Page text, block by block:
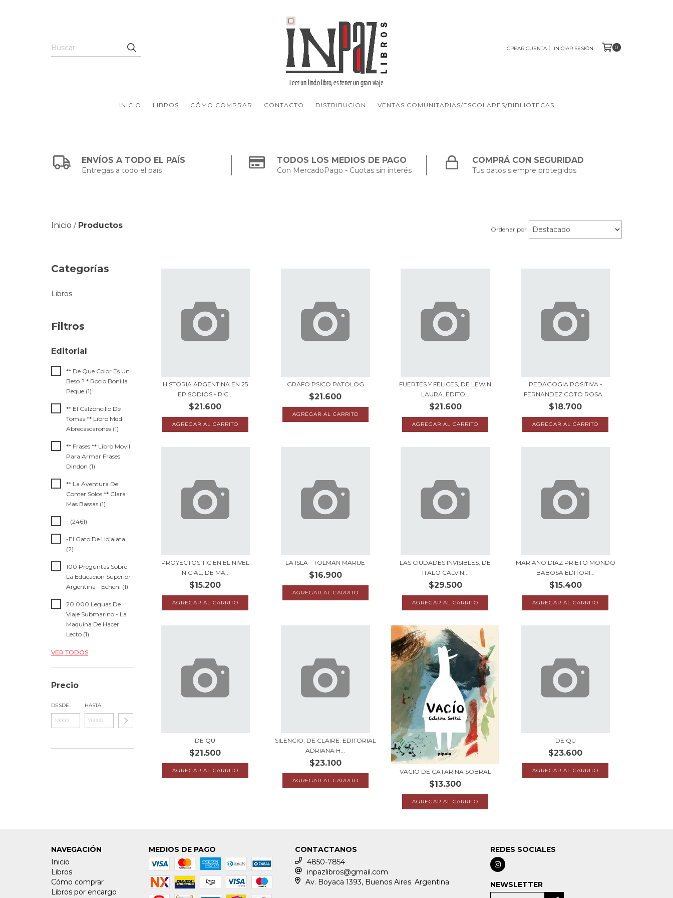
CREAR CUENTA INICIAR SESIÓN 0
INICIO LIBROS CÓMO COMPRAR CONTACTO DISTRIBUCION VENTAS COMUNITARIAS/ESCOLARES/BIBLIOTECAS
ENVÍOS A TODO EL PAÍS
Entregas a todo el país
TODOS LOS MEDIOS DE PAGO
Con MercadoPago - Cuotas sin interés
COMPRÁ CON SEGURIDAD
Tus datos siempre protegidos
Inicio / Productos Ordenar por
Categorías
Libros
Filtros
** De Que Color Es Un
Beso ? * Rocio Bonilla
Peque (1)
** El Calzoncillo De
Tomas ** Libro Mdd
Abrecascarones (1)
** Frases ** Libro Movil
Para Armar Frases
Dindon (1)
** La Aventura De
Comer Solos ** Clara
Mas Bassas (1)
- (2461)
-El Gato De Hojalata
(2)
100 Preguntas Sobre
La Educacion Superior
Argentina - Echeni (1)
20.000 Leguas De
Viaje Submarino - La
Maquina De Hacer
Lecto (1)
VER TODOS
Precio
DESDE HASTA
HISTORIA ARGENTINA EN 25
EPISODIOS - RIC...
$21.600
GRAFO PSICO PATOLOG
$21.600
FUERTES Y FELICES, DE LEWIN
LAURA. EDITO...
$21.600
PEDAGOGIA POSITIVA -
FERNANDEZ COTO ROSA...
$18.700
PROYECTOS TIC EN EL NIVEL
INICIAL, DE MA...
$15.200
LA ISLA - TOLMAN MARIJE
$16.900
LAS CIUDADES INVISIBLES, DE
ITALO CALVIN...
$29.500
MARIANO DIAZ PRIETO MONDO
BABOSA EDITORI...
$15.400
DE QU
$21.500
SILENCIO, DE CLAIRE. EDITORIAL
ADRIANA H...
$23.100
VACIO DE CATARINA SOBRAL
$13.300
DE QU
$23.600
NAVEGACIÓN
Inicio
Libros
Cómo comprar
Libros por encargo
MEDIOS DE PAGO
CONTACTANOS
4850-7854
inpazlibros@gmail.com
Av. Boyaca 1393, Buenos Aires. Argentina
REDES SOCIALES
NEWSLETTER